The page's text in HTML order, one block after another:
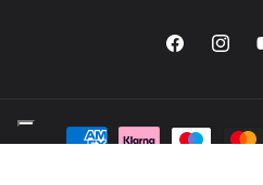
Facebook
Metodi